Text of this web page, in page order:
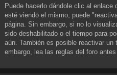
Puede hacerlo dándole clic al
esté viendo el mismo, puede
página. Sin embargo, si no lo
sido deshabilitado o el tiempo para
aún. También es posible reactivar
embargo, lea las reglas del foro antes